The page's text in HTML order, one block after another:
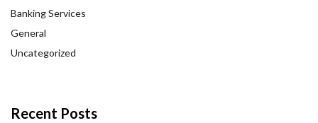
Banking Services
General
Uncategorized
Recent Posts